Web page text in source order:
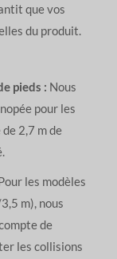
que vos
du produit.
pieds : Nous
pour les
2,7 m de
les modèles
m), nous
de
les collisions